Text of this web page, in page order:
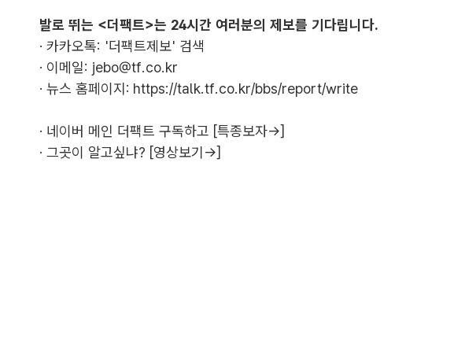
발로 뛰는 <더팩트>는 24시간 여러분의 제보를 기다립니다.
· 카카오톡: '더팩트제보' 검색
· 이메일: jebo@tf.co.kr
· 뉴스 홈페이지: https://talk.tf.co.kr/bbs/report/write
· 네이버 메인 더팩트 구독하고 [특종보자→]
· 그곳이 알고싶냐? [영상보기→]